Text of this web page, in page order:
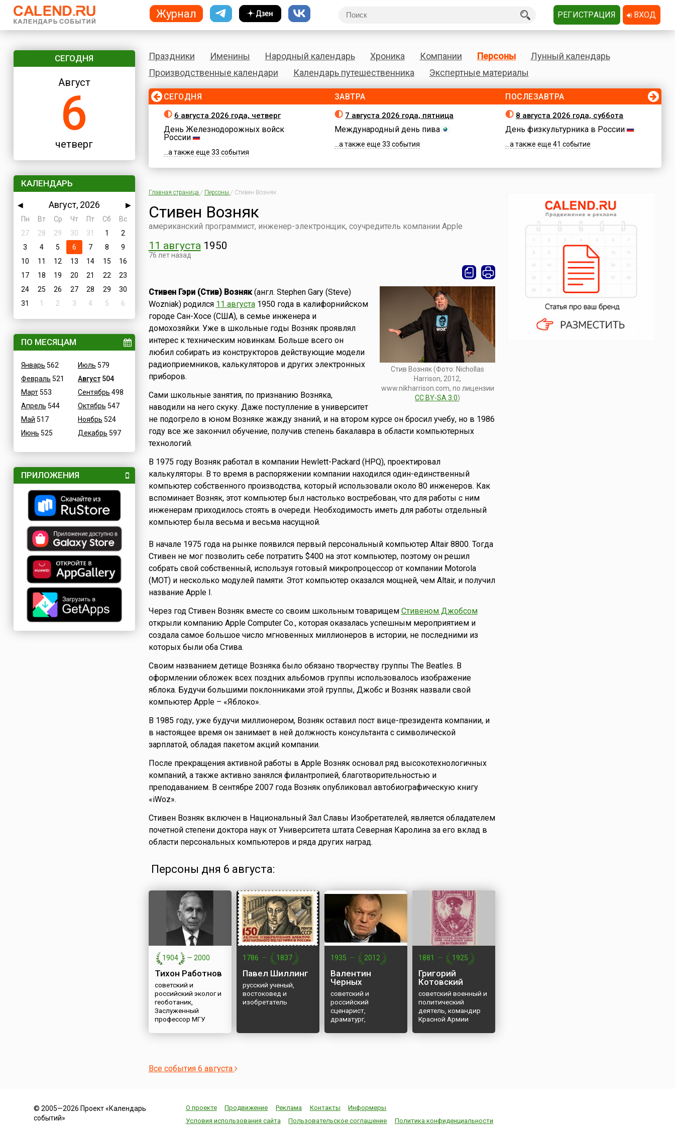
СЕГОДНЯ
Август
6
четверг
КАЛЕНДАРЬ
◀ Август, 2026
▶
Пн
Вт Ср Чт Пт Сб
Вс
27
28 29 30 31 1
2
3
4 5 6 7 8
9
10
11 12 13 14 15
16
17
18 19 20 21 22
23
24
25 26 27 28 29
30
31
1 2 3 4 5 6
ПО МЕСЯЦАМ
Январь 562
Февраль 521
Март553
Апрель 544
Май 517
Июнь 525
Июль 579
Август504
Сентябрь 498
Октябрь 547
Ноябрь 524
Декабрь 597
ПРИЛОЖЕНИЯ
Праздники Именины Народный календарь Хроника Компании Персоны
Лунный календарь
Производственные календари
Календарь путешественника Экспертные материалы
СЕГОДНЯ
6 августа 2026 года, четверг
День Железнодорожных войск
России
...а также еще 33 события
ЗАВТРА
7 августа 2026 года, пятница
Международный день пива
...а также еще 33 события
ПОСЛЕЗАВТРА
8 августа 2026 года, суббота
День физкультурника в России
...а также еще 41 событие
Главная страница / Персоны / Стивен Возняк
Стивен Возняк
американский программист, инженер-электронщик, соучредитель компании Apple
11 августа1950
76 лет назад
Стив Возняк (Фото: Nichollas
Harrison, 2012,
www.nikharrison.com, по лицензии
CC BY-SA 3.0)
Стивен Гэри (Стив) Возняк(англ. Stephen Gary (Steve)
Wozniak) родился 11 августа1950 года в калифорнийском
городе Сан-Хосе (США), в семье инженера и
домохозяйки. Уже в школьные годы Возняк проявлял
интерес к техническим новинкам. Больше всего он
любил собирать из конструкторов действующие модели
радиоприемников, калькуляторов и других электронных
приборов.
Сами школьные занятия, по признанию Возняка,
наводили на него скуку. Даже поступление в университет
не подогрело в юном Возняке жажду знаний, и на втором курсе он бросил учебу, но в 1986
году все же закончил обучение, получив степень бакалавра в области компьютерных
технологий.
В 1975 году Возняк работал в компании Hewlett-Packard (HPQ), проектировал
калькуляторы. В то время в распоряжении компании находился один-единственный
компьютер собственного производства, который использовали около 80 инженеров. Как
вспоминает Возняк, этот компьютер был настолько востребован, что для работы с ним
инженерам приходилось стоять в очереди. Необходимость иметь для работы отдельный
компьютер была весьма и весьма насущной.
В начале 1975 года на рынке появился первый персональный компьютер Altair 8800. Тогда
Стивен не мог позволить себе потратить $400 на этот компьютер, поэтому он решил
собрать свой собственный, используя готовый микропроцессор от компании Motorola
(MOT) и несколько модулей памяти. Этот компьютер оказался мощней, чем Altair, и получил
название Apple I.
Через год Стивен Возняк вместе со своим школьным товарищем Стивеном Джобсом
открыли компанию Apple Computer Co., которая оказалась успешным мероприятием и
создала самое большое число мгновенных миллионеров в истории, не последними из
которых были оба Стива.
Своим названием детище Возняка было обязано творчеству группы The Beatles. В
оформлении обложек всех поздних альбомов группы использовалось изображение
яблока. Будучи большими поклонниками этой группы, Джобс и Возняк назвали свой
компьютер Apple – «Яблоко».
В 1985 году, уже будучи миллионером, Возняк оставил пост вице-президента компании, и
в настоящее время он занимает в ней должность консультанта с символической
зарплатой, обладая пакетом акций компании.
После прекращения активной работы в Apple Возняк основал ряд высокотехнологичных
компаний, а также активно занялся филантропией, благотворительностью и
преподаванием. В сентябре 2007 года Возняк опубликовал автобиографическую книгу
«iWoz».
Стивен Возняк включен в Национальный Зал Славы Изобретателей, является обладателем
почетной степени доктора наук от Университета штата Северная Каролина за его вклад в
области персональных компьютеров и ряда других наград.
Персоны дня 6 августа:
1904 — 2000
Тихон Работнов
советский и
российский эколог и
геоботаник,
Заслуженный
профессор МГУ
1786 — 1837
Павел Шиллинг
русский ученый,
востоковед и
изобретатель
1935 — 2012
Валентин
Черных
советский и
российский
сценарист,
драматург,
1881 — 1925
Григорий
Котовский
советский военный и
политический
деятель, командир
Красной Армии
Все события 6 августа
© 2005—2026 Проект «Календарь
событий»
О проекте Продвижение Реклама Контакты
Информеры
Условия использования сайта
Пользовательское соглашение Политика конфиденциальности
Журнал РЕГИСТРАЦИЯ ВХОД